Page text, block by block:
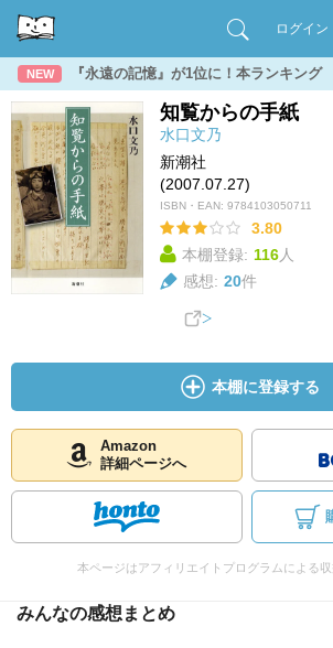
ログイン
NEW 『永遠の記憶』が1位に！本ランキング
知覧からの手紙
水口文乃
新潮社
(2007.07.27)
ISBN・EAN: 9784103050711
3.80
本棚登録: 116人
感想: 20件
本棚に登録する
Amazon
詳細ページへ
本ページはアフィリエイトプログラムによる
みんなの感想まとめ